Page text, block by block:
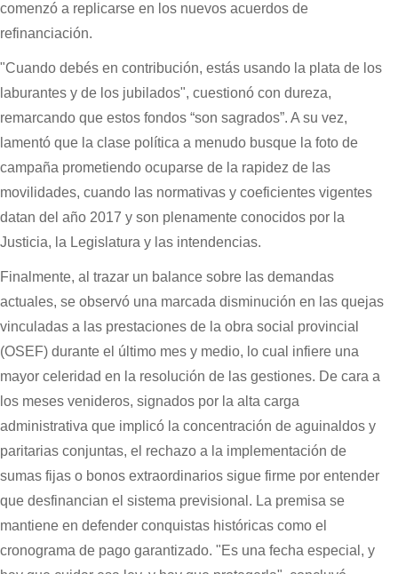
comenzó a replicarse en los nuevos acuerdos de
refinanciación.
"Cuando debés en contribución, estás usando la plata de los
laburantes y de los jubilados", cuestionó con dureza,
remarcando que estos fondos “son sagrados”. A su vez,
lamentó que la clase política a menudo busque la foto de
campaña prometiendo ocuparse de la rapidez de las
movilidades, cuando las normativas y coeficientes vigentes
datan del año 2017 y son plenamente conocidos por la
Justicia, la Legislatura y las intendencias.
Finalmente, al trazar un balance sobre las demandas
actuales, se observó una marcada disminución en las quejas
vinculadas a las prestaciones de la obra social provincial
(OSEF) durante el último mes y medio, lo cual infiere una
mayor celeridad en la resolución de las gestiones. De cara a
los meses venideros, signados por la alta carga
administrativa que implicó la concentración de aguinaldos y
paritarias conjuntas, el rechazo a la implementación de
sumas fijas o bonos extraordinarios sigue firme por entender
que desfinancian el sistema previsional. La premisa se
mantiene en defender conquistas históricas como el
cronograma de pago garantizado. "Es una fecha especial, y